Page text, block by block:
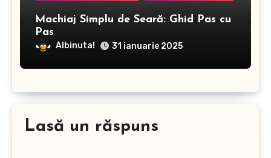
Machiaj Simplu de Seară: Ghid Pas cu
Pas
Albinuta! 31 ianuarie 2025
Lasă un răspuns